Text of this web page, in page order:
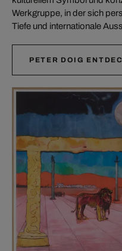
Werkgruppe, in der sich
Tiefe und internationale
PETER DOIG